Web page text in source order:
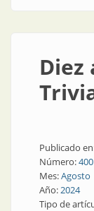
Diez
Publicado
Número:400
Mes:Agosto
Año:2024
Tipo de